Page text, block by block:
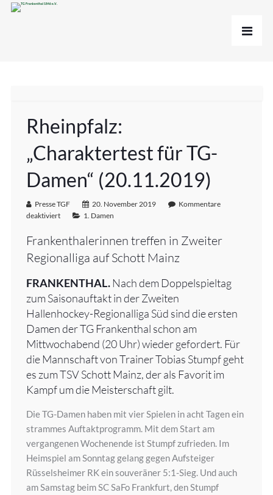
Rheinpfalz:
„Charaktertest für TG-
Damen“ (20.11.2019)
Presse TGF 20. November 2019
Kommentare
deaktiviert
1. Damen
Frankenthalerinnen treffen in Zweiter
Regionalliga auf Schott Mainz
FRANKENTHAL.Nach dem Doppelspieltag
zum Saisonauftakt in der Zweiten
Hallenhockey-Regionalliga Süd sind die ersten
Damen der TG Frankenthal schon am
Mittwochabend (20 Uhr) wieder gefordert. Für
die Mannschaft von Trainer Tobias Stumpf geht
es zum TSV Schott Mainz, der als Favorit im
Kampf um die Meisterschaft gilt.
Die TG-Damen haben mit vier Spielen in acht Tagen ein
strammes Auftaktprogramm. Mit dem Start am
vergangenen Wochenende ist Stumpf zufrieden. Im
Heimspiel am Sonntag gelang gegen Aufsteiger
Rüsselsheimer RK ein souveräner 5:1-Sieg. Und auch
am Samstag beim SC SaFo Frankfurt, den Stumpf